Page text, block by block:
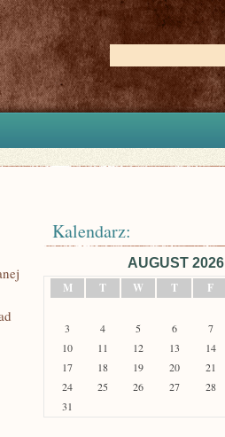
Kalendarz:
AUGUST 2026
M
T W T F
3
4 5 6 7
10
11 12 13 14
17
18 19 20 21
24
25 26 27 28
31